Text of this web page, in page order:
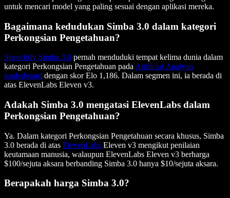
untuk mencari model yang paling sesuai dengan aplikasi mereka.
Bagaimana kedudukan Simba 3.0 dalam kategori
Perkongsian Pengetahuan?
Speechify Simba 3.0 pernah menduduki tempat kelima dunia dalam
kategori Perkongsian Pengetahuan pada Artificial Analysis
leaderboard dengan skor Elo 1,186. Dalam segmen ini, ia berada di
atas ElevenLabs Eleven v3.
Adakah Simba 3.0 mengatasi ElevenLabs dalam
Perkongsian Pengetahuan?
Ya. Dalam kategori Perkongsian Pengetahuan secara khusus, Simba
3.0 berada di atas ElevenLabs Eleven v3 mengikut penilaian
keutamaan manusia, walaupun ElevenLabs Eleven v3 berharga
$100/sejuta aksara berbanding Simba 3.0 hanya $10/sejuta aksara.
Berapakah harga Simba 3.0?